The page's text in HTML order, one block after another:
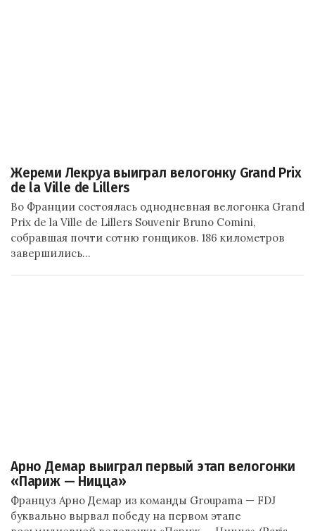
Жереми Лекруа выиграл велогонку Grand Prix
de la Ville de Lillers
Во Франции состоялась однодневная велогонка Grand
Prix de la Ville de Lillers Souvenir Bruno Comini,
собравшая почти сотню гонщиков. 186 километров
завершились…
Арно Демар выиграл первый этап велогонки
«Париж — Ницца»
Француз Арно Демар из команды Groupama — FDJ
буквально вырвал победу на первом этапе